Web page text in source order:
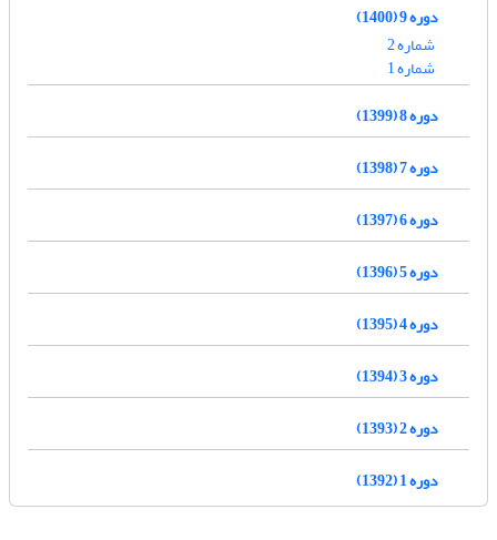
دوره 9 (1400)
شماره 2
شماره 1
دوره 8 (1399)
دوره 7 (1398)
دوره 6 (1397)
دوره 5 (1396)
دوره 4 (1395)
دوره 3 (1394)
دوره 2 (1393)
دوره 1 (1392)